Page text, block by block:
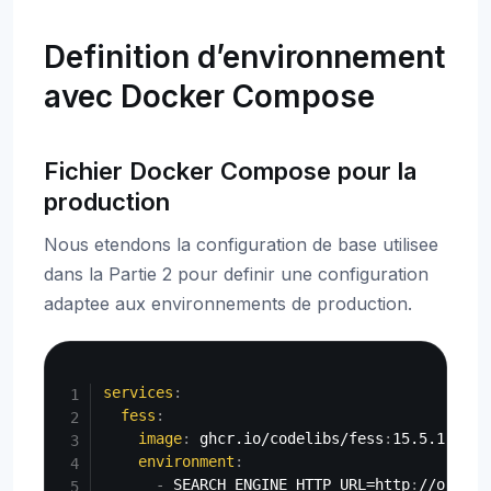
Definition d’environnement
avec Docker Compose
Fichier Docker Compose pour la
production
Nous etendons la configuration de base utilisee
dans la Partie 2 pour definir une configuration
adaptee aux environnements de production.
services :
fess :
image: ghcr.io/codelibs/fess : 15.5.1
environment :
-
SEARCH_ENGINE_HTTP_URL=http: //